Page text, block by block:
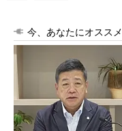
今、あなたにオススメ